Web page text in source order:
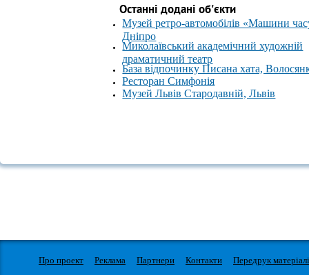
Останні додані об'єкти
Музей ретро-автомобілів «Машини
Дніпро
Миколаївський академічний художній
драматичний театр
База відпочинку Писана хата,
Ресторан Симфонія
Музей Львів Стародавній, Львів
Про проект Реклама Партнери Контакти
Передрук